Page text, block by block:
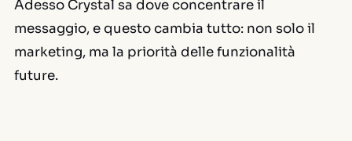
Adesso Crystal sa dove concentrare il
messaggio, e questo cambia tutto: non solo il
marketing, ma la priorità delle funzionalità
future.